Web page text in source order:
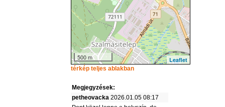
500 m Leaflet
térkép teljes ablakban
Megjegyzések:
petheovacka 2026.01.05 08:17